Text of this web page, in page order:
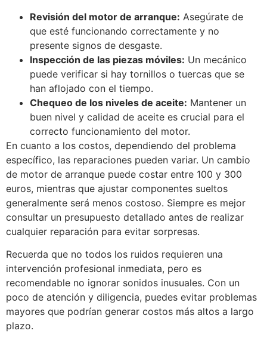
Revisión del motor de arranque: Asegúrate de
que esté funcionando correctamente y no
presente signos de desgaste.
Inspección de las piezas móviles: Un mecánico
puede verificar si hay tornillos o tuercas que se
han aflojado con el tiempo.
Chequeo de los niveles de aceite: Mantener un
buen nivel y calidad de aceite es crucial para el
correcto funcionamiento del motor.
En cuanto a los costos, dependiendo del problema
específico, las reparaciones pueden variar. Un cambio
de motor de arranque puede costar entre 100 y 300
euros, mientras que ajustar componentes sueltos
generalmente será menos costoso. Siempre es mejor
consultar un presupuesto detallado antes de realizar
cualquier reparación para evitar sorpresas.
Recuerda que no todos los ruidos requieren una
intervención profesional inmediata, pero es
recomendable no ignorar sonidos inusuales. Con un
poco de atención y diligencia, puedes evitar problemas
mayores que podrían generar costos más altos a largo
plazo.